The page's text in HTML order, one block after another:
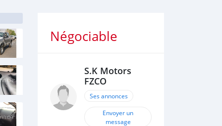
Négociable
S.K Motors
FZCO
Ses annonces
Envoyer un
message